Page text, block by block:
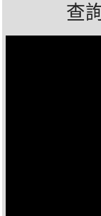
查